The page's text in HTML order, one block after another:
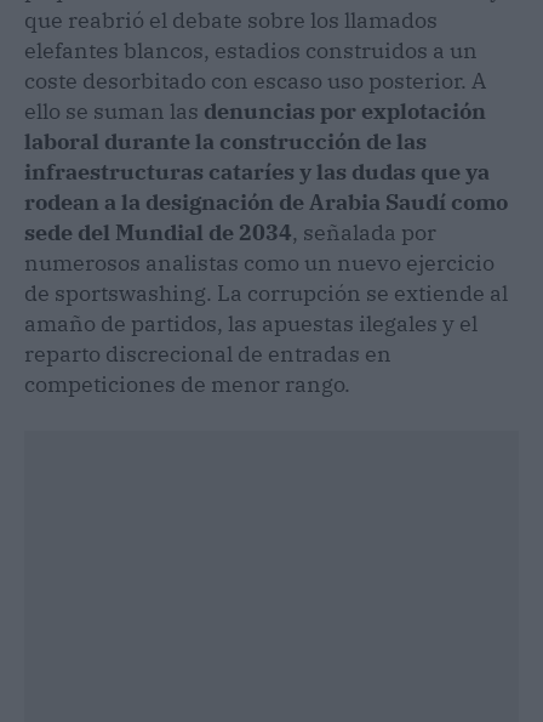
que reabrió el debate sobre los llamados
elefantes blancos, estadios construidos a un
coste desorbitado con escaso uso posterior. A
ello se suman las denuncias por explotación
laboral durante la construcción de las
infraestructuras cataríes y las dudas que ya
rodean a la designación de Arabia Saudí como
sede del Mundial de 2034, señalada por
numerosos analistas como un nuevo ejercicio
de sportswashing. La corrupción se extiende al
amaño de partidos, las apuestas ilegales y el
reparto discrecional de entradas en
competiciones de menor rango.